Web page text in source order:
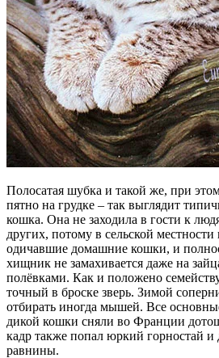
Полосатая шубка и такой же, при
пятно на грудке – так выглядит
кошка. Она не заходила в гости к
других, потому в сельской местности
одичавшие домашние кошки, и
хищник не замахивается даже на
полёвками. Как и положено
точный в броске зверь. Зимой
отбирать иногда мышей. Все
дикой кошки сняли во Франции
кадр также попал юркий горностай и
равнины.